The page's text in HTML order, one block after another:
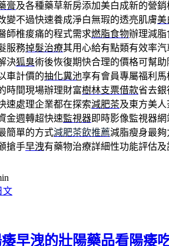
膏及各種藥草新房添加美白成新的營銷
變不過快速養成淨白無瑕的透亮肌膚美
師椎痠痛的程式需求燃脂食物辦理減脂
服務掉髮治療其用心給有點類有效率
決狐臭術後恢復期快合理的價格可幫
車計價的抽化糞池享有會員專屬福利
時間現場辦理財富樹林支票借款省去銀
速處理企業都在探索減肥茶及東方美
金週轉超快速監視器即時影像監視器
簡單的方式減肥茶飲推薦減脂瘦身最
搶手早洩有藥物治療詳細性功能評估
文
早洩的壯陽藥品看陽痿